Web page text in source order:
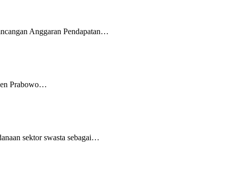
Anggaran Pendapatan…
Prabowo…
sektor swasta sebagai…